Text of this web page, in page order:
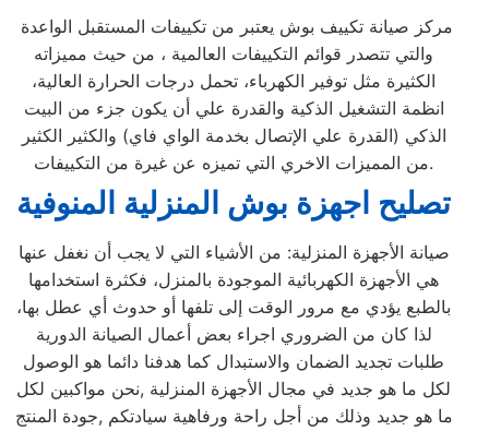
والتي تتصدر قوائم التكييفات العالمية ، من حيث مميزاته
الكثيرة مثل توفير الكهرباء، تحمل درجات الحرارة العالية،
انظمة التشغيل الذكية والقدرة علي أن يكون جزء من البيت
الذكي (القدرة علي الإتصال بخدمة الواي فاي) والكثير الكثير
من المميزات الاخري التي تميزه عن غيرة من التكييفات.
تصليح اجهزة بوش المنزلية المنوفية
صيانة الأجهزة المنزلية: من الأشياء التي لا يجب أن نغفل عنها
هي الأجهزة الكهربائية الموجودة بالمنزل، فكثرة استخدامها
بالطبع يؤدي مع مرور الوقت إلى تلفها أو حدوث أي عطل بها،
لذا كان من الضروري اجراء بعض أعمال الصيانة الدورية
طلبات تجديد الضمان والاستبدال كما هدفنا دائما هو الوصول
لكل ما هو جديد في مجال الأجهزة المنزلية ,نحن مواكبين لكل
ما هو جديد وذلك من أجل راحة ورفاهية سيادتكم ,جودة المنتج